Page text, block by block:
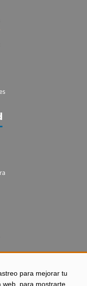
para mejorar tu
web, para mostrarte